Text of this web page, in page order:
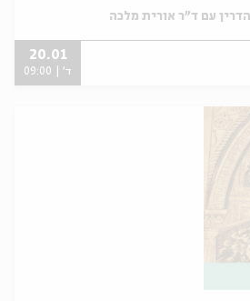
עם ד"ר אורית מלכה
20.01
ד' | 09:00